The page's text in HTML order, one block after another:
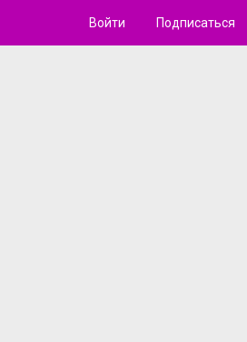
Войти Подписаться